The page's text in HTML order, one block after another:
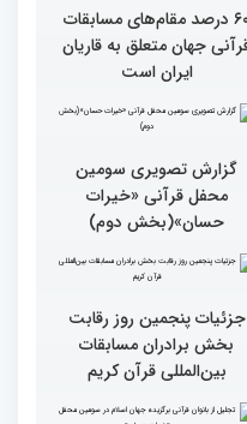
داوری چهلمین دوره
مسابقات بین المللی قران
کریم
۶۰ درصد مقام‌های مسابقات
قرآنی جهان متعلق به قاریان
ایران است